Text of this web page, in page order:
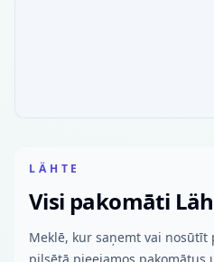
LÄHTE
Visi pakomāti
Meklē, kur saņemt vai nosūtīt